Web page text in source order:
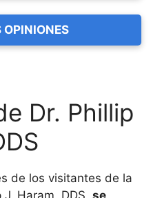
OPINIONES
Dr. Phillip
de los visitantes de la
Haram, DDS, se